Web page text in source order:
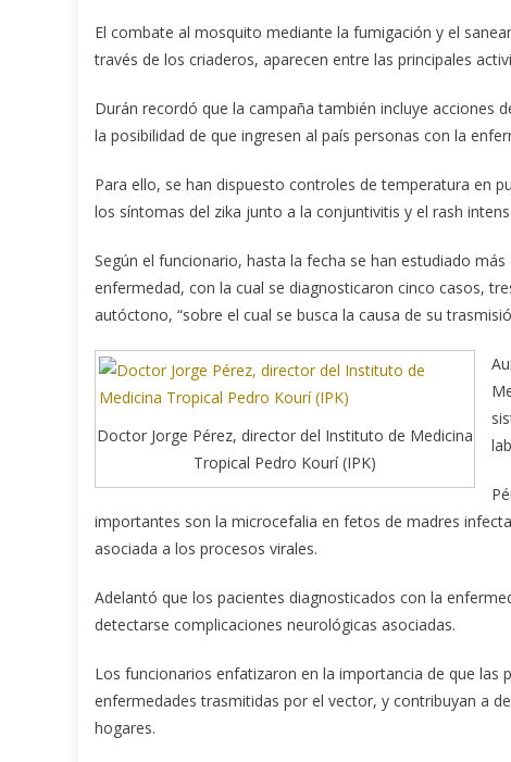
El combate al mosquito mediante la fumigación y el
través de los criaderos, aparecen entre las principales
Durán recordó que la campaña también incluye acciones
la posibilidad de que ingresen al país personas con la
Para ello, se han dispuesto controles de temperatura en
los síntomas del zika junto a la conjuntivitis y el rash
Según el funcionario, hasta la fecha se han estudiado
enfermedad, con la cual se diagnosticaron cinco casos,
autóctono, “sobre el cual se busca la causa de su
Doctor Jorge Pérez, director del Instituto de Medicina
Tropical Pedro Kourí (IPK)
importantes son la microcefalia en fetos de madres
asociada a los procesos virales.
Adelantó que los pacientes diagnosticados con la
detectarse complicaciones neurológicas asociadas.
Los funcionarios enfatizaron en la importancia de que las
enfermedades trasmitidas por el vector, y contribuyan a
hogares.